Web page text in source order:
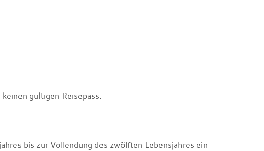
gültigen Reisepass.
bis zur Vollendung des zwölften Lebensjahres ein